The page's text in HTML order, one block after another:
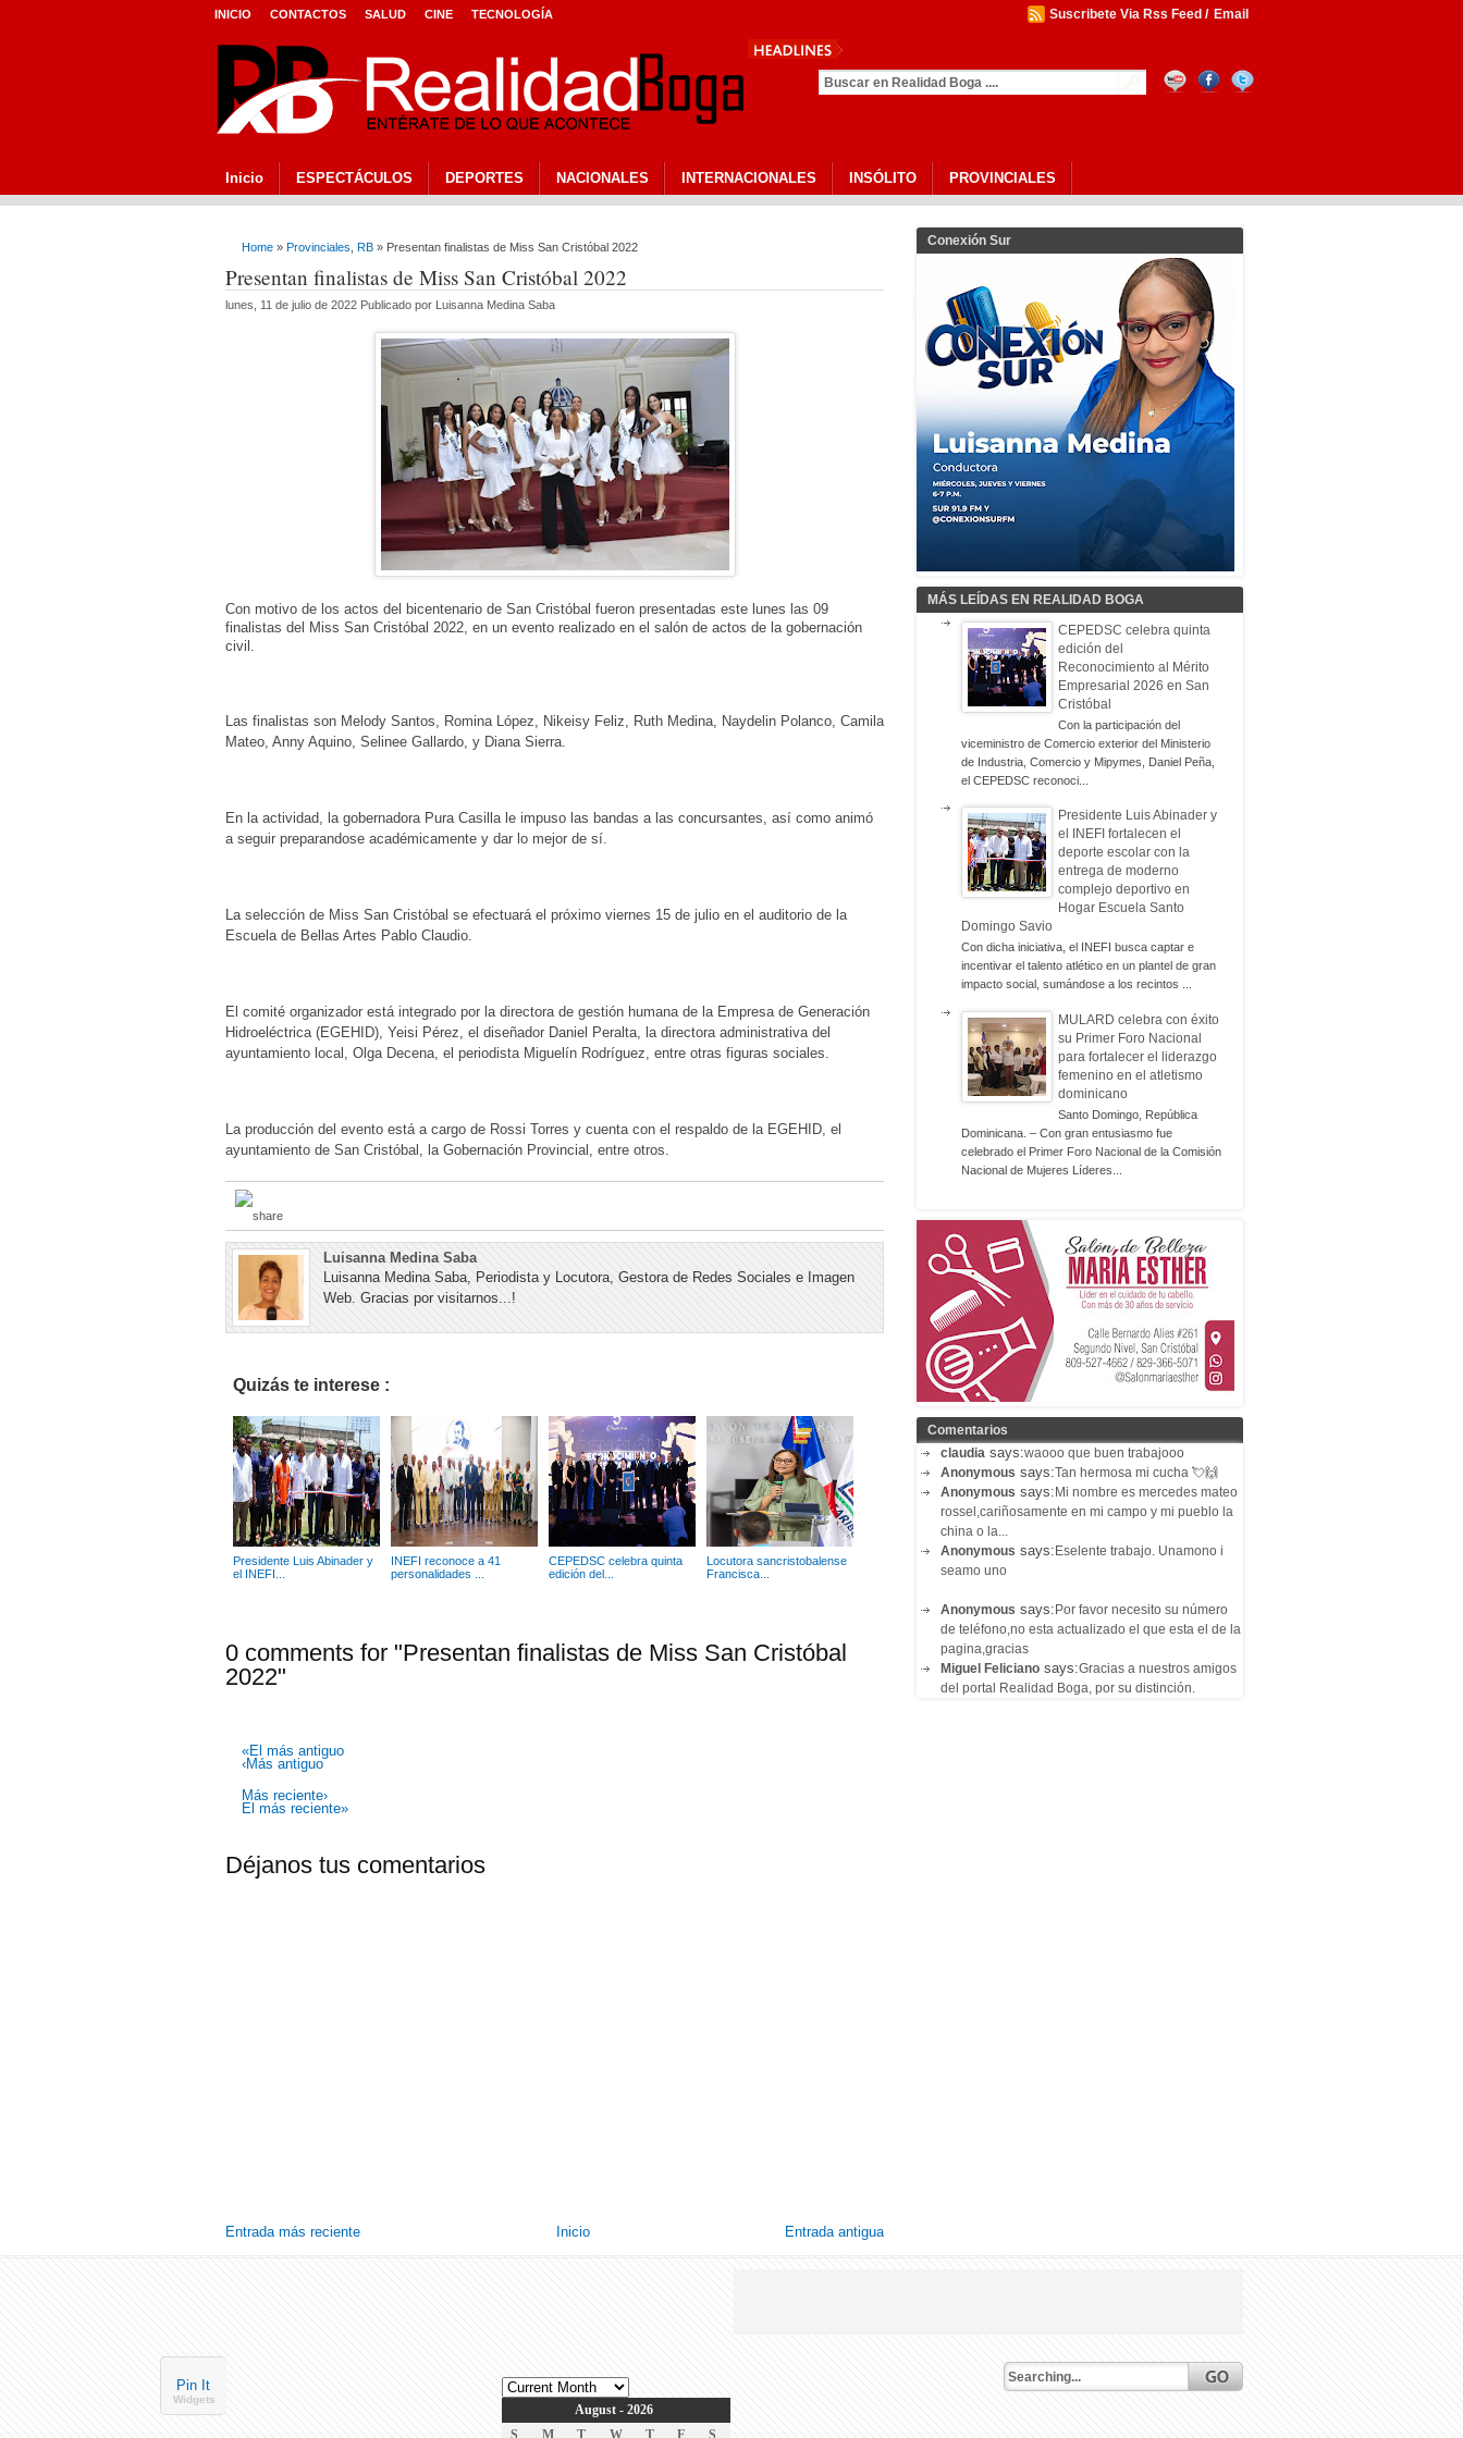
INICIO CONTACTOS SALUD CINE TECNOLOGÍA Suscribete Via Rss Feed / Email
Inicio ESPECTÁCULOS DEPORTES NACIONALES INTERNACIONALES INSÓLITO PROVINCIALES
Pin It
Widgets
Home » Provinciales RB » Presentan finalistas de Miss San Cristóbal 2022
Presentan finalistas de Miss San Cristóbal 2022
lunes, 11 de julio de 2022 Publicado por Luisanna Medina Saba
Con motivo de los actos del bicentenario de San Cristóbal fueron presentadas este lunes las 09
finalistas del Miss San Cristóbal 2022, en un evento realizado en el salón de actos de la gobernación
civil.
Las finalistas son Melody Santos, Romina López, Nikeisy Feliz, Ruth Medina, Naydelin Polanco, Camila
Mateo, Anny Aquino, Selinee Gallardo, y Diana Sierra.
En la actividad, la gobernadora Pura Casilla le impuso las bandas a las concursantes, así como animó
a seguir preparandose académicamente y dar lo mejor de sí.
La selección de Miss San Cristóbal se efectuará el próximo viernes 15 de julio en el auditorio de la
Escuela de Bellas Artes Pablo Claudio.
El comité organizador está integrado por la directora de gestión humana de la Empresa de Generación
Hidroeléctrica (EGEHID), Yeisi Pérez, el diseñador Daniel Peralta, la directora administrativa del
ayuntamiento local, Olga Decena, el periodista Miguelín Rodríguez, entre otras figuras sociales.
La producción del evento está a cargo de Rossi Torres y cuenta con el respaldo de la EGEHID, el
ayuntamiento de San Cristóbal, la Gobernación Provincial, entre otros.
Luisanna Medina Saba
Luisanna Medina Saba, Periodista y Locutora, Gestora de Redes Sociales e Imagen
Web. Gracias por visitarnos...!
Quizás te interese :
Presidente Luis Abinader y
el INEFI...
INEFI reconoce a 41
personalidades ...
CEPEDSC celebra quinta
edición del...
Locutora sancristobalense
Francisca...
0 comments for "Presentan finalistas de Miss San Cristóbal
2022"
«El más antiguo
‹Más antiguo
Más reciente›
El más reciente»
Déjanos tus comentarios
Entrada más reciente Entrada antigua
Inicio
Conexión Sur
MÁS LEÍDAS EN REALIDAD BOGA
CEPEDSC celebra quinta
edición del
Reconocimiento al Mérito
Empresarial 2026 en San
Cristóbal
Con la participación del
viceministro de Comercio exterior del Ministerio
de Industria, Comercio y Mipymes, Daniel Peña,
el CEPEDSC reconoci...
Presidente Luis Abinader y
el INEFI fortalecen el
deporte escolar con la
entrega de moderno
complejo deportivo en
Hogar Escuela Santo
Domingo Savio
Con dicha iniciativa, el INEFI busca captar e
incentivar el talento atlético en un plantel de gran
impacto social, sumándose a los recintos ...
MULARD celebra con éxito
su Primer Foro Nacional
para fortalecer el liderazgo
femenino en el atletismo
dominicano
Santo Domingo, República
Dominicana. – Con gran entusiasmo fue
celebrado el Primer Foro Nacional de la Comisión
Nacional de Mujeres Líderes...
Comentarios
claudia says:waooo que buen trabajooo
Anonymous says:Tan hermosa mi cucha 💘🙌
Anonymous says:Mi nombre es mercedes mateo
rossel,cariñosamente en mi campo y mi pueblo la
china o la...
Anonymous says:Eselente trabajo. Unamono i
seamo uno
Anonymous says:Por favor necesito su número
de teléfono,no esta actualizado el que esta el de la
pagina,gracias
Miguel Feliciano says:Gracias a nuestros amigos
del portal Realidad Boga, por su distinción.
August - 2026
S
M T W T F S